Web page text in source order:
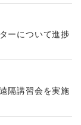
ーについて進捗
隔講習会を実施